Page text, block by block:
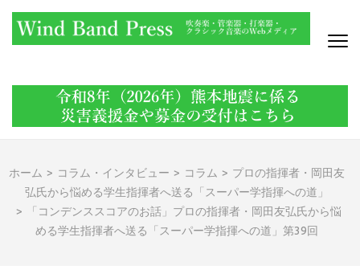
(Enter
ホーム > コラム・インタビュー > コラム > プロの指揮者・岡田友
弘氏から悩める学生指揮者へ送る「スーパー学指揮への道」
>
「コンデンススコアのお話」プロの指揮者・岡田友弘氏から悩
める学生指揮者へ送る「スーパー学指揮への道」第39回